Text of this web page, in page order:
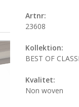
Artnr:
23608
Kollektion:
BEST OF
Kvalitet:
Non woven